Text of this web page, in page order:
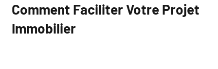
Comment Faciliter Votre Projet
Immobilier